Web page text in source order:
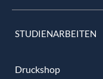
STUDIENARBEITEN
Druckshop